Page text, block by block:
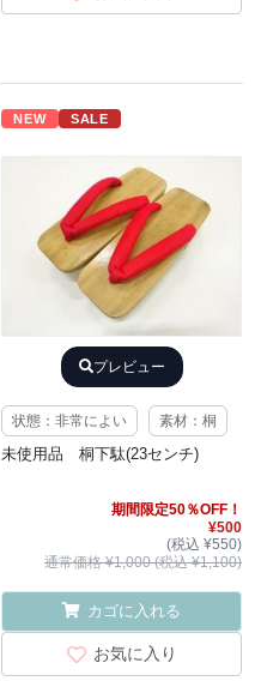
NEW SALE
プレビュー
状態：非常によい 素材：桐
未使用品 桐下駄(23センチ)
期間限定50％OFF！
¥500
(税込 ¥550)
通常価格 ¥1,000 (税込 ¥1,100)
カゴに入れる
お気に入り